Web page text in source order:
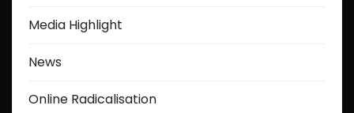
Media Highlight
News
Online Radicalisation